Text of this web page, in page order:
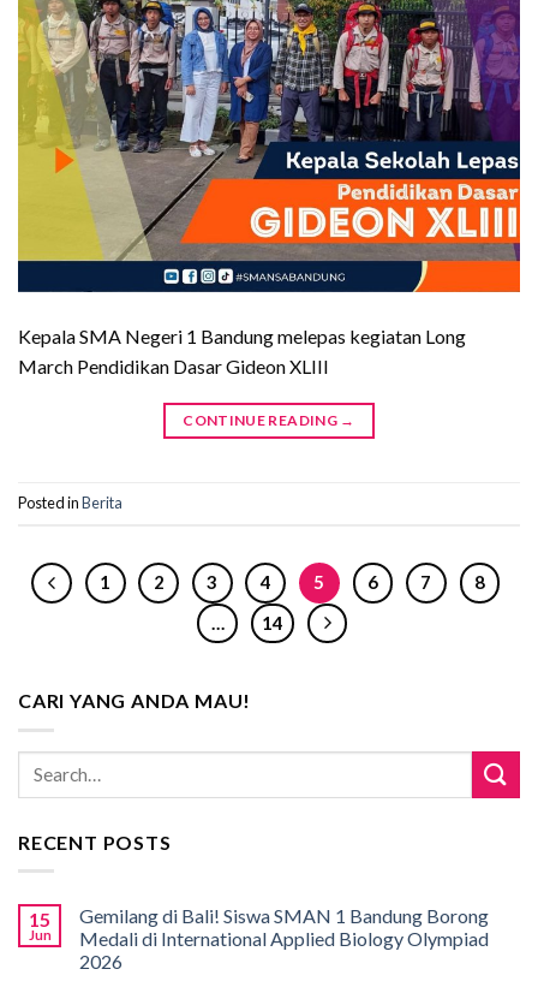
Kepala SMA Negeri 1 Bandung melepas kegiatan Long
March Pendidikan Dasar Gideon XLIII
CONTINUE READING →
Posted inBerita
1 2 3 4 5 6 7
8
14
CARI YANG ANDA MAU!
RECENT POSTS
15
Jun
Gemilang di Bali! Siswa SMAN 1 Bandung Borong
Medali di International Applied Biology Olympiad
2026